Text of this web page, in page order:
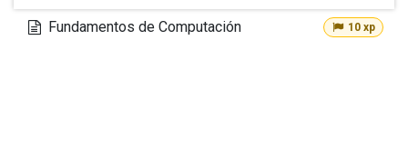
Fundamentos de Computación 10 xp